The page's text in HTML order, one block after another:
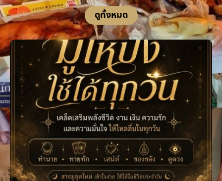
ดูทั้งหมด